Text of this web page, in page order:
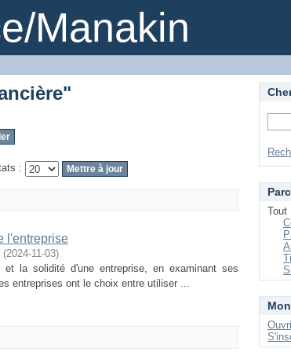
Manakin
:
l'entreprise
(2024-11-03)
et la solidité d'une entreprise, en examinant ses
entreprises ont le choix entre utiliser ...
Tout